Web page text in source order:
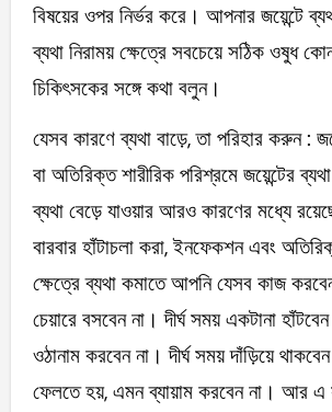
বিষয়ের ওপর নির্ভর করে। আপনার জয়েন্টে
ব্যথা নিরাময় ক্ষেত্রে সবচেয়ে সঠিক ওষুধ
চিকিৎসকের সঙ্গে কথা বলুন।
যেসব কারণে ব্যথা বাড়ে, তা পরিহার করুন :
বা অতিরিক্ত শারীরিক পরিশ্রমে জয়েন্টের
ব্যথা বেড়ে যাওয়ার আরও কারণের মধ্যে
বারবার হাঁটাচলা করা, ইনফেকশন এবং
ক্ষেত্রে ব্যথা কমাতে আপনি যেসব কাজ
চেয়ারে বসবেন না। দীর্ঘ সময় একটানা
ওঠানাম করবেন না। দীর্ঘ সময় দাঁড়িয়ে
ফেলতে হয়, এমন ব্যায়াম করবেন না। আর এ